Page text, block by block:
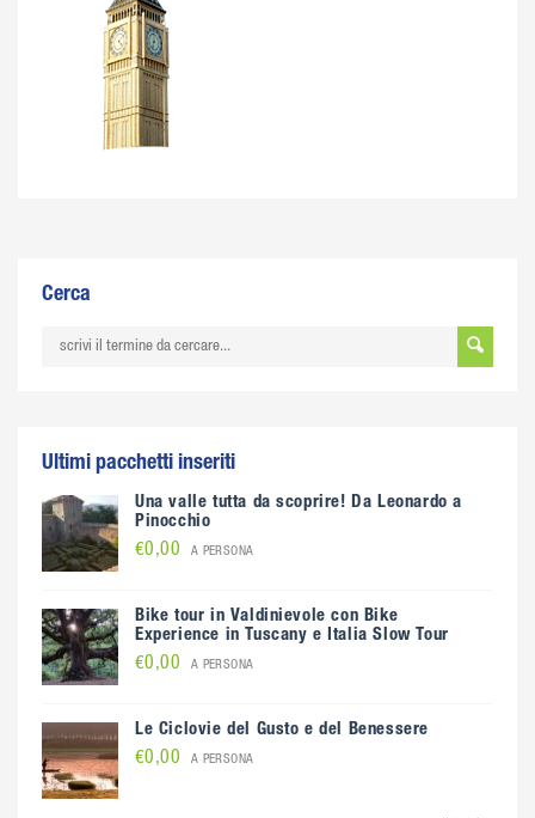
Cerca
Ultimi pacchetti inseriti
Una valle tutta da scoprire! Da Leonardo a
Pinocchio
€0,00 A PERSONA
Bike tour in Valdinievole con Bike
Experience in Tuscany e Italia Slow Tour
€0,00 A PERSONA
Le Ciclovie del Gusto e del Benessere
€0,00 A PERSONA